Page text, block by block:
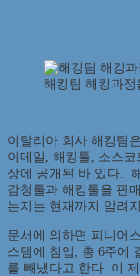
해킹팀 해킹과
이탈리아 회사 해킹팀
이메일, 해킹툴, 소스
상에 공개된 바 있다.
감청툴과 해킹툴을 판
는지는 현재까지 알려
문서에 의하면 피니어
스템에 침입, 총 6주에
를 빼냈다고 한다. 이